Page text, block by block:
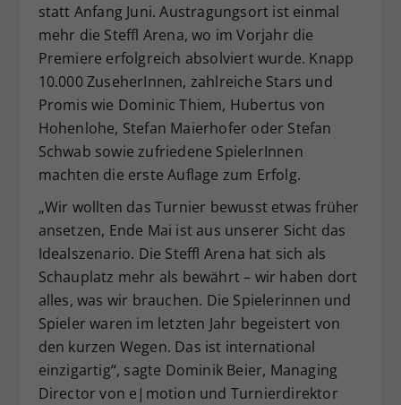
statt Anfang Juni. Austragungsort ist einmal
mehr die Steffl Arena, wo im Vorjahr die
Premiere erfolgreich absolviert wurde. Knapp
10.000 ZuseherInnen, zahlreiche Stars und
Promis wie Dominic Thiem, Hubertus von
Hohenlohe, Stefan Maierhofer oder Stefan
Schwab sowie zufriedene SpielerInnen
machten die erste Auflage zum Erfolg.
„Wir wollten das Turnier bewusst etwas früher
ansetzen, Ende Mai ist aus unserer Sicht das
Idealszenario. Die Steffl Arena hat sich als
Schauplatz mehr als bewährt – wir haben dort
alles, was wir brauchen. Die Spielerinnen und
Spieler waren im letzten Jahr begeistert von
den kurzen Wegen. Das ist international
einzigartig“, sagte Dominik Beier, Managing
Director von e|motion und Turnierdirektor